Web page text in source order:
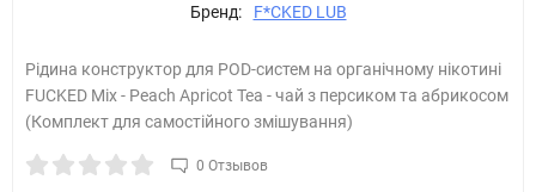
Бренд: F*CKED LUB
Рідина конструктор для POD-систем на органічному нікотині
FUCKED Mix - Peach Apricot Tea - чай з персиком та абрикосом
(Комплект для самостійного змішування)
0 Отзывов